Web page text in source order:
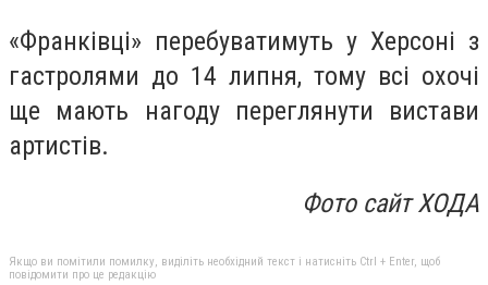
«Франківці» перебуватимуть у Херсоні з
гастролями до 14 липня, тому всі охочі
ще мають нагоду переглянути вистави
артистів.
Фото сайт ХОДА
Якщо ви помітили помилку, виділіть необхідний текст і натисніть Ctrl + Enter, щоб
повідомити про це редакцію